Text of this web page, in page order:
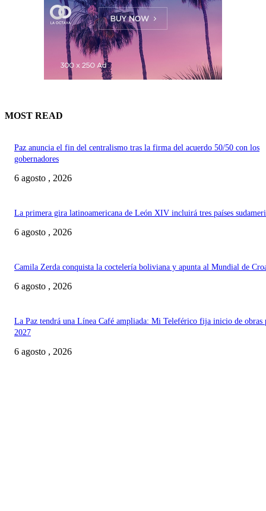
MOST READ
Paz anuncia el fin del centralismo tras la firma del acuerdo 50/50 con los
gobernadores
6 agosto , 2026
La primera gira latinoamericana de León XIV incluirá tres países
6 agosto , 2026
Camila Zerda conquista la coctelería boliviana y apunta al Mundial de
6 agosto , 2026
La Paz tendrá una Línea Café ampliada: Mi Teleférico fija inicio de obras
2027
6 agosto , 2026